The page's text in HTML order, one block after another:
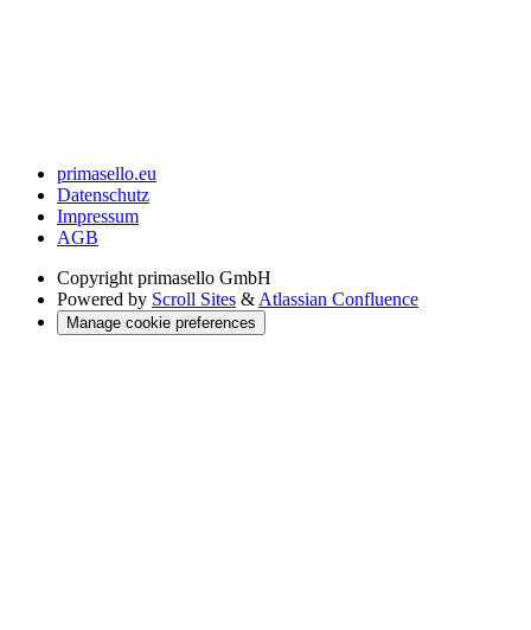
primasello.eu
Datenschutz
Impressum
AGB
Copyright primasello GmbH
Powered by Scroll Sites & Atlassian Confluence
Manage cookie preferences